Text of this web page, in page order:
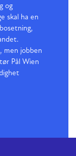
og
skal ha en
men jobben
Pål Wien